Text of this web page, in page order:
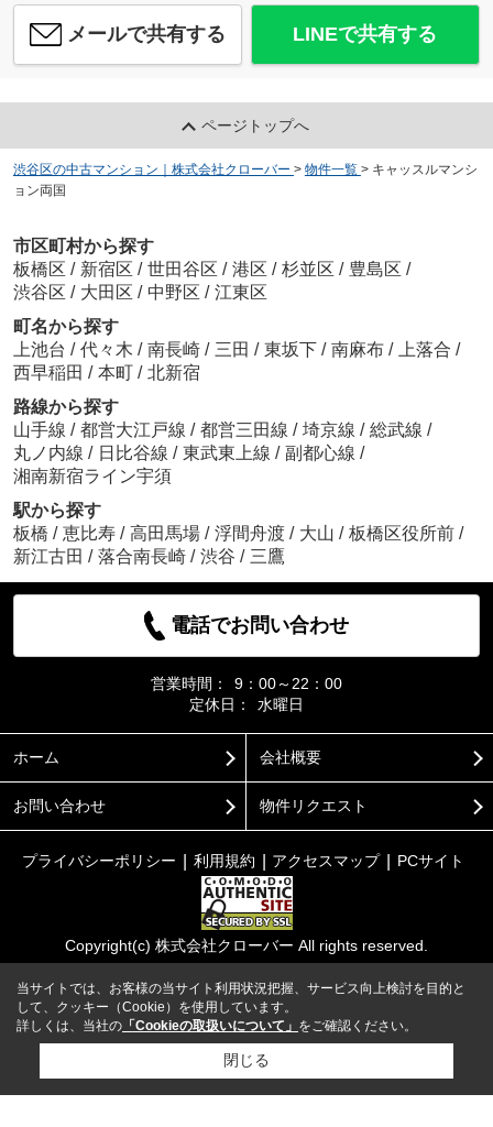
メールで共有する LINEで共有する
ページトップへ
渋谷区の中古マンション｜株式会社クローバー > 物件一覧 > キャッスルマンシ
ョン両国
市区町村から探す
板橋区 / 新宿区 / 世田谷区 / 港区 / 杉並区 / 豊島区 /
渋谷区 / 大田区 / 中野区 / 江東区
町名から探す
上池台 / 代々木 / 南長崎 / 三田 / 東坂下 / 南麻布 / 上落合 /
西早稲田 / 本町 / 北新宿
路線から探す
山手線 / 都営大江戸線 / 都営三田線 / 埼京線 / 総武線 /
丸ノ内線 / 日比谷線 / 東武東上線 / 副都心線 /
湘南新宿ライン宇須
駅から探す
板橋 / 恵比寿 / 高田馬場 / 浮間舟渡 / 大山 / 板橋区役所前 /
新江古田 / 落合南長崎 / 渋谷 / 三鷹
電話でお問い合わせ
営業時間：
9：00～22：00
定休日：
水曜日
ホーム 会社概要
お問い合わせ 物件リクエスト
プライバシーポリシー 利用規約 アクセスマップ PCサイト
Copyright(c) 株式会社クローバー All rights reserved.
当サイトでは、お客様の当サイト利用状況把握、サービス向上検討を目的と
して、クッキー（Cookie）を使用しています。
詳しくは、当社の 「Cookieの取扱いについて」 をご確認ください。
閉じる